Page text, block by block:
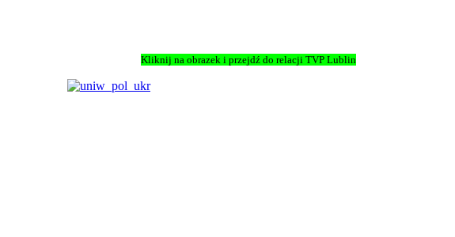
Kliknij na obrazek i przejdź do relacji TVP Lublin